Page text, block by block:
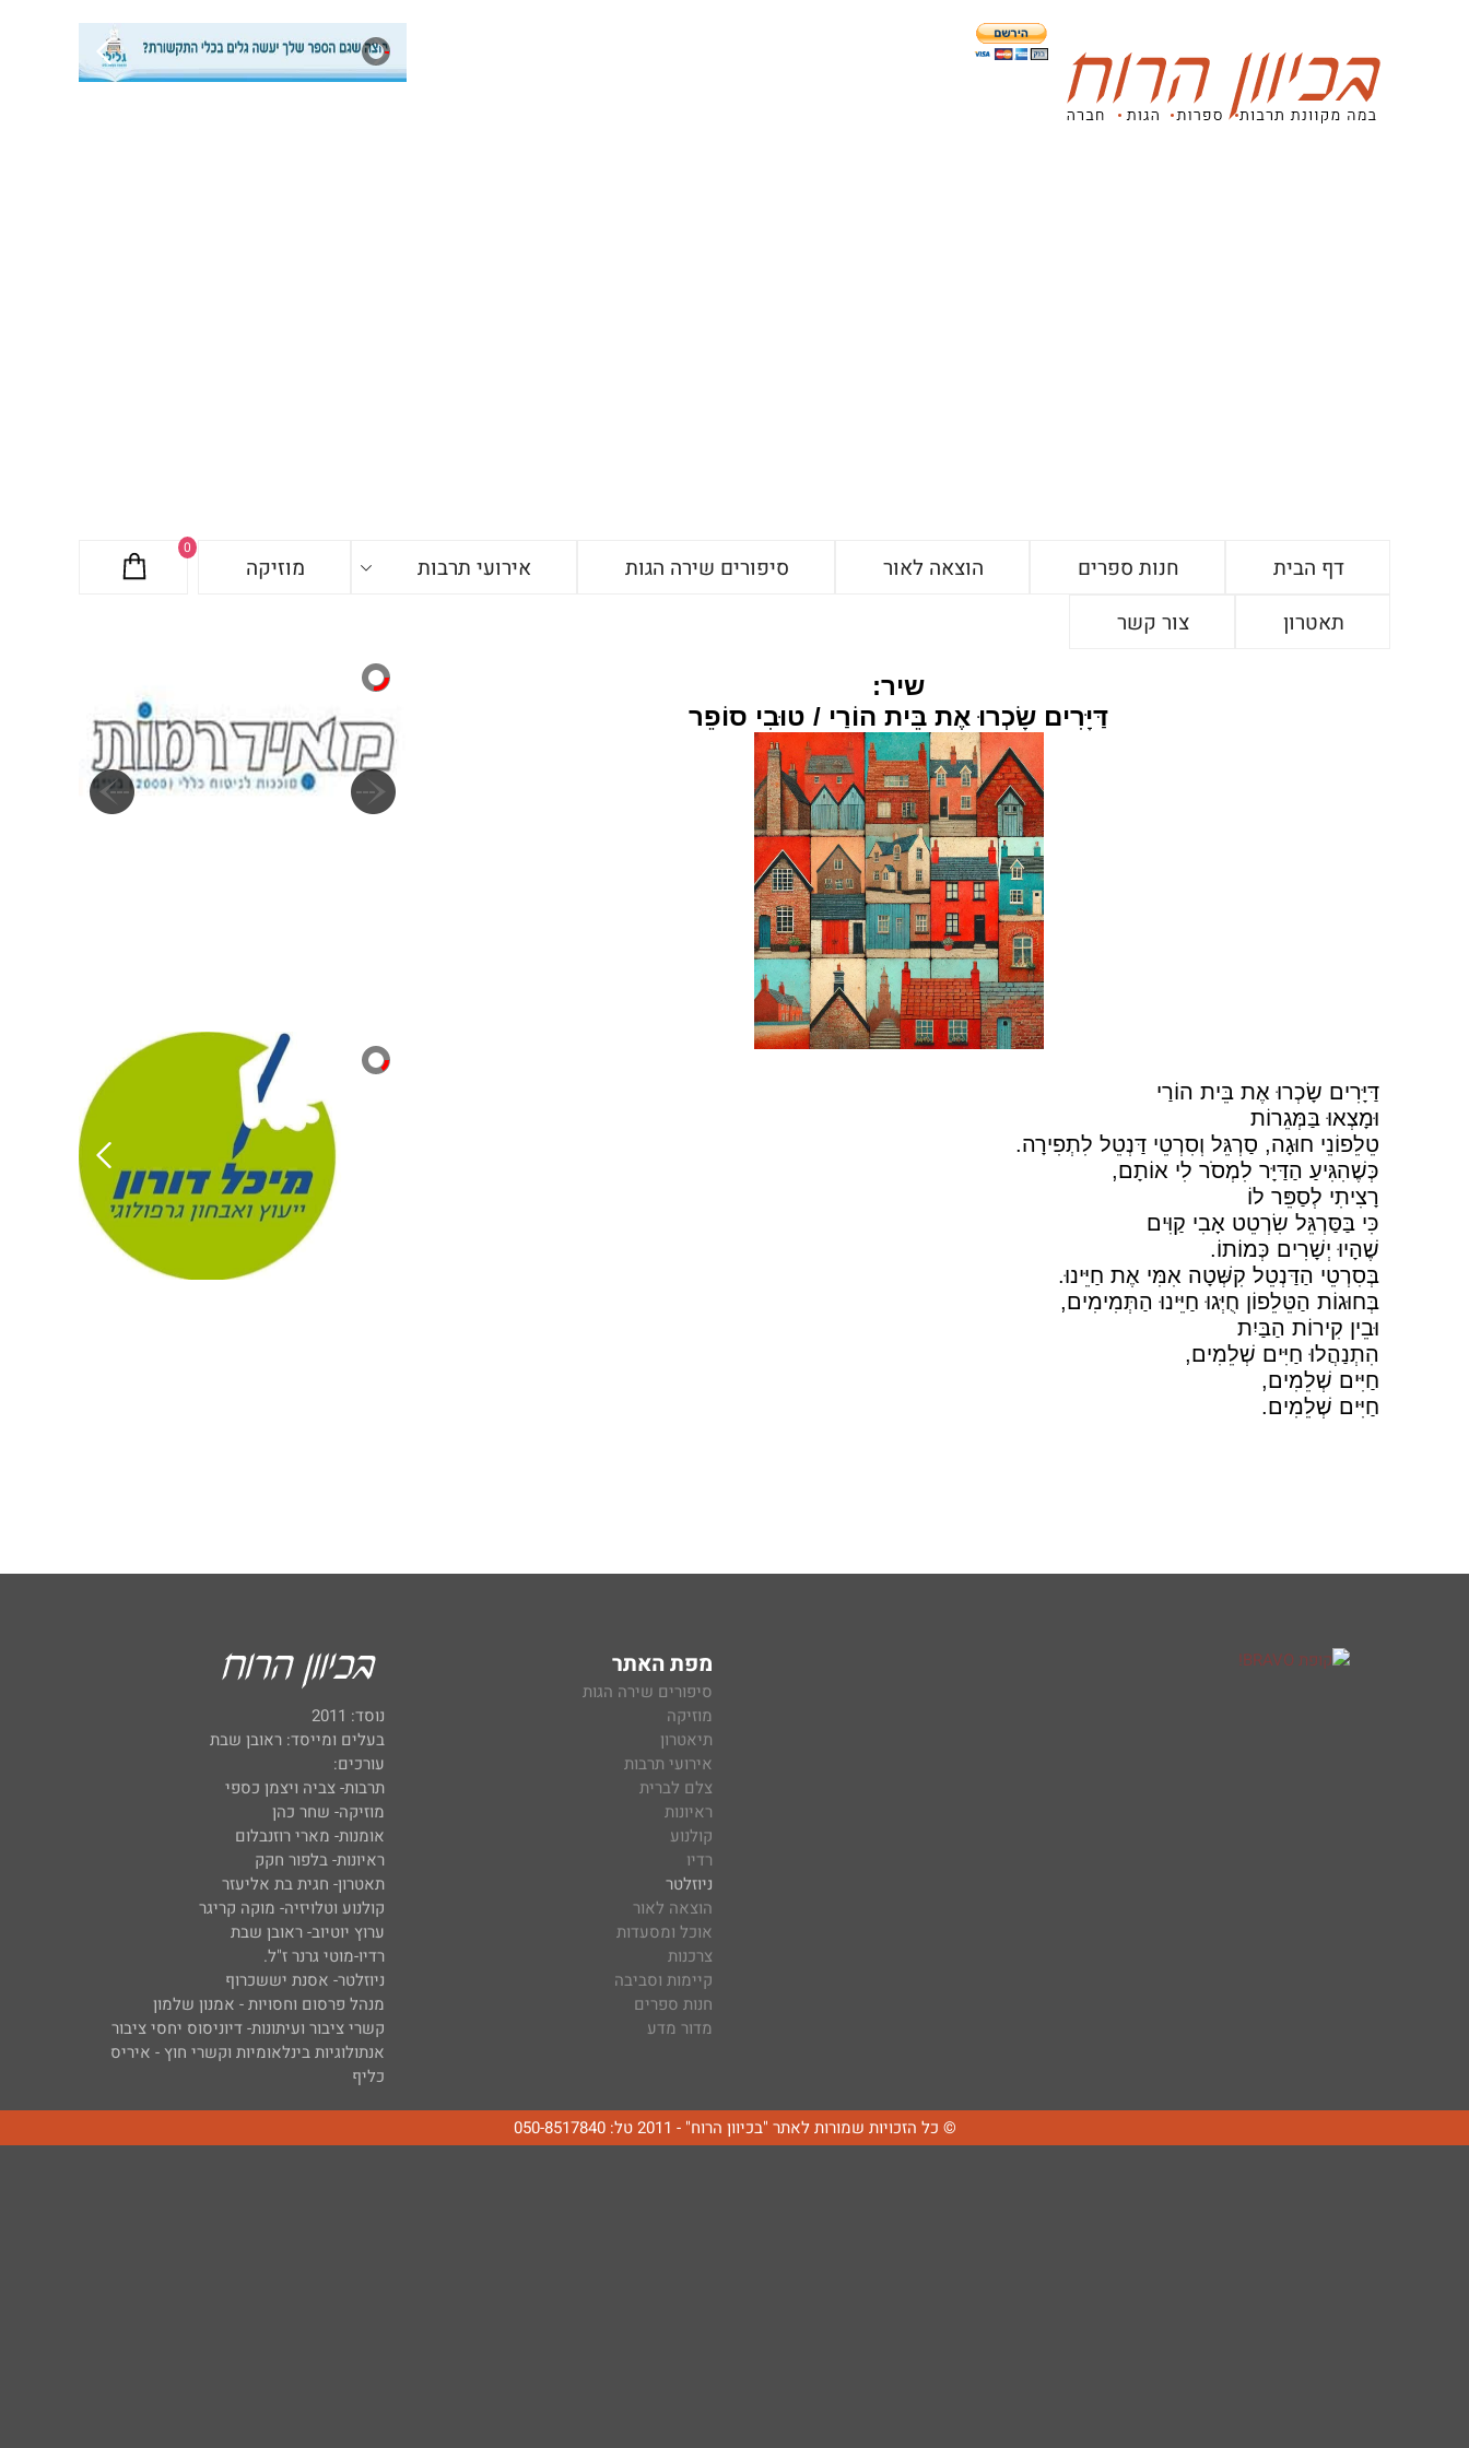
0
דף הבית חנות ספרים הוצאה לאור סיפורים שירה הגות אירועי תרבות
מוזיקה
תאטרון
צור קשר
שיר:
דַּיָּרִים שָׂכְרוּ אֶת בֵּית הוֹרַי / טוּבִי סוֹפֵר
דַּיָּרִים שָׂכְרוּ אֶת בֵּית הוֹרַי
וּמָצְאוּ בַּמְּגֵרוֹת
טֵלֵפוֹנֵי חוּגָה, סַרְגֵּל וְסִרְטֵי דַּנְטֵל לִתְפִירָה.
כְּשֶׁהִגִּיעַ הַדַּיָּר לִמְסֹר לִי אוֹתָם,
רָצִיתִי לְסַפֵּר לוֹ
כִּי בַּסַּרְגֵּל שִׂרְטֵט אָבִי קַוִּים
שֶׁהָיוּ יְשָׁרִים כְּמוֹתוֹ.
בְּסִרְטֵי הַדַּנְטֵל קִשְּׁטָה אִמִּי אֶת חַיֵּינוּ.
בְּחוּגוֹת הַטֵּלֵפוֹן חֻיְּגוּ חַיֵּינוּ הַתְּמִימִים,
וּבֵין קִירוֹת הַבַּיִת
הִתְנַהֲלוּ חַיִּים שְׁלֵמִים,
חַיִּים שְׁלֵמִים,
חַיִּים שְׁלֵמִים.
מפת האתר
סיפורים שירה הגות
מוזיקה
תיאטרון
אירועי תרבות
צלם לברית
ראיונות
קולנוע
רדיו
ניוזלטר
הוצאה לאור
אוכל ומסעדות
צרכנות
קיימות וסביבה
חנות ספרים
מדור מדע
נוסד: 2011
בעלים ומייסד: ראובן שבת
עורכים:
תרבות- צביה ויצמן כספי
מוזיקה- שחר כהן
אומנות- מארי רוזנבלום
ראיונות- בלפור חקק
תאטרון- חגית בת אליעזר
קולנוע וטלויזיה- מוקה קריגר
ערוץ יוטיוב- ראובן שבת
רדיו-מוטי גרנר ז"ל.
ניוזלטר- אסנת יששכרוף
מנהל פרסום וחסויות - אמנון שלמון
קשרי ציבור ועיתונות- דיוניסוס יחסי ציבור
אנתולוגיות בינלאומיות וקשרי חוץ - איריס
כליף
© כל הזכויות שמורות לאתר "בכיוון הרוח" - 2011 טל: 050-8517840